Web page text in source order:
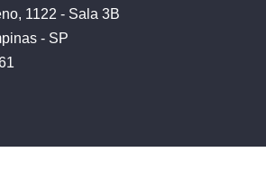
1122 - Sala 3B
- SP